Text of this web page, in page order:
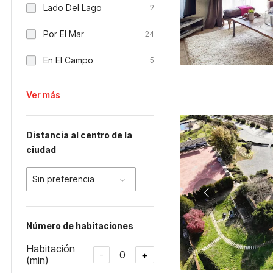
Lado Del Lago 2
Por El Mar 24
En El Campo 5
Ver más
Distancia al centro de la
ciudad
Sin preferencia
Número de habitaciones
Habitación
(min)
- 0 +